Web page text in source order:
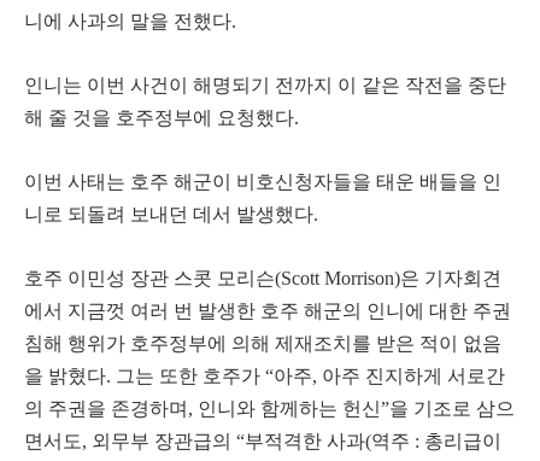
니에 사과의 말을 전했다.
인니는 이번 사건이 해명되기 전까지 이 같은 작전을 중단
해 줄 것을 호주정부에 요청했다.
이번 사태는 호주 해군이 비호신청자들을 태운 배들을 인
니로 되돌려 보내던 데서 발생했다.
호주 이민성 장관 스콧 모리슨(Scott Morrison)은 기자회견
에서 지금껏 여러 번 발생한 호주 해군의 인니에 대한 주권
침해 행위가 호주정부에 의해 제재조치를 받은 적이 없음
을 밝혔다. 그는 또한 호주가 “아주, 아주 진지하게 서로간
의 주권을 존경하며, 인니와 함께하는 헌신”을 기조로 삼으
면서도, 외무부 장관급의 “부적격한 사과(역주 : 총리급이